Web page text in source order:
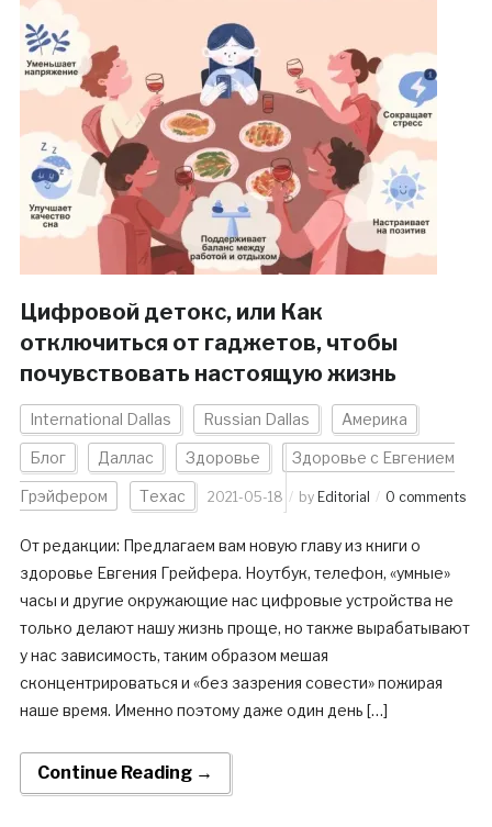
Цифровой детокс, или Как
отключиться от гаджетов, чтобы
почувствовать настоящую жизнь
International Dallas Russian Dallas Америка
Блог Даллас Здоровье Здоровье с Евгением
Грэйфером Техас 2021-05-18 by Editorial 0 comments
От редакции: Предлагаем вам новую главу из книги о
здоровье Евгения Грейфера. Ноутбук, телефон, «умные»
часы и другие окружающие нас цифровые устройства не
только делают нашу жизнь проще, но также вырабатывают
у нас зависимость, таким образом мешая
сконцентрироваться и «без зазрения совести» пожирая
наше время. Именно поэтому даже один день […]
Continue Reading →